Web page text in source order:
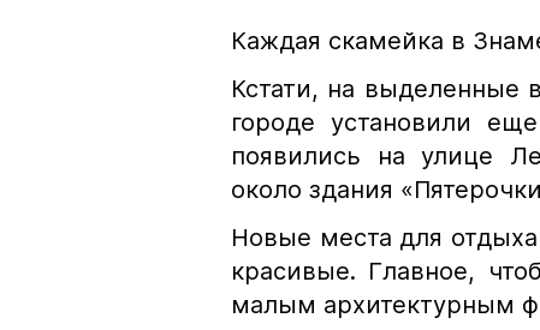
Каждая скамейка в
Кстати, на выделенные
городе установили
появились на улице
около здания
Новые места для
красивые. Главное,
малым архитектурным